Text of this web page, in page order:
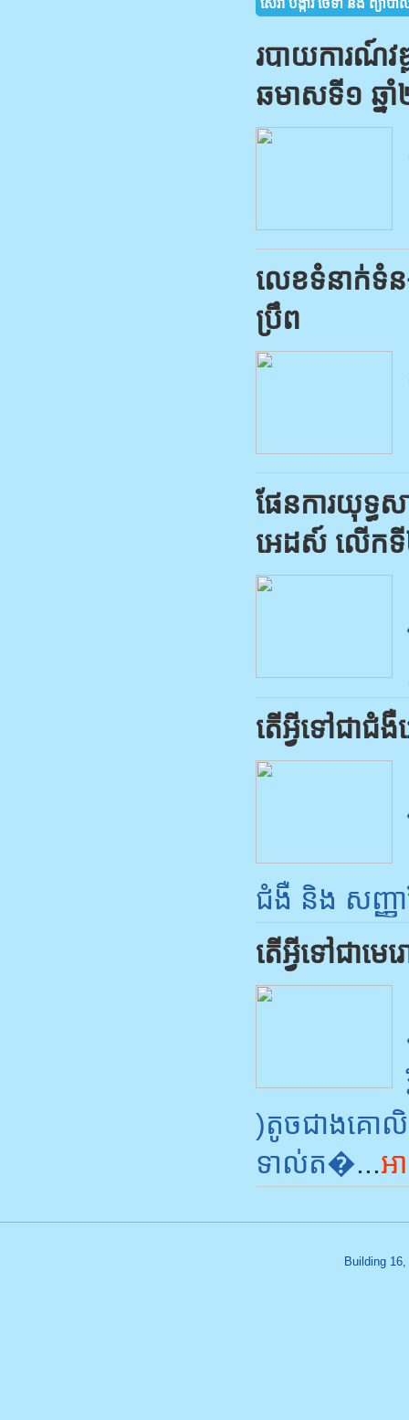
សេវា បង្ការ ថែទាំ និង ព្យ
របាយការណ៍វ
ឆមាសទី១ ឆ្ន
លេខ​ទំនាក់​ទំន
ប្រឹព
ផែន​ការ​យុទ្
អេដស៍​ លើក​
តើអ្វីទៅជាជំ
ជំងឺ និង សញ្ញ
តើអ្វីទៅជាម
)តូច​ជាង​គោ​
ទាល់​ត�...អ
Building